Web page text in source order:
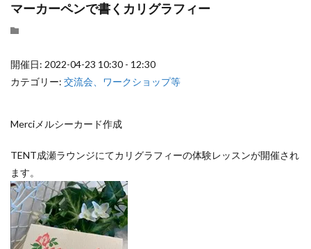
マーカーペンで書くカリグラフィー
開催日: 2022-04-23 10:30 - 12:30
カテゴリー: 交流会、ワークショップ等
Merciメルシーカード作成
TENT成瀬ラウンジにてカリグラフィーの体験レッスンが開催され
ます。